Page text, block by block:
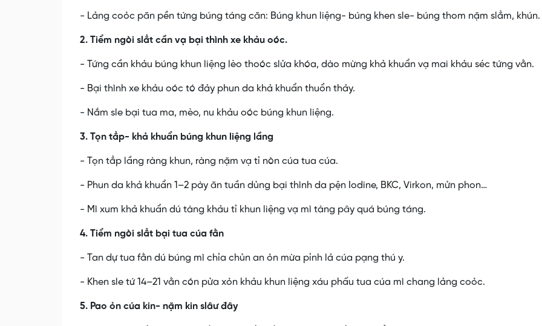
- Lảng coỏc păn pền tứng búng táng căn: Búng khun liệng- búng khen sle- búng thom nặm slẳm, khún.
2. Tiểm ngòi slẳt cần vạ bại thình xe khảu oóc.
- Tứng cần khảu búng khun liệng lèo thoóc slửa khóa, dào mừng khả khuẩn vạ mai khảu séc tứng vằn.
- Bại thình xe khảu oóc tó đảy phun da khả khuẩn thuổn thảy.
- Nắm sle bại tua ma, mèo, nu khảu oóc búng khun liệng.
3. Tọn tẳp- khả khuẩn búng khun liệng lầng
- Tọn tẳp lầng ràng khun, ràng nặm vạ tỉ nòn cúa tua cúa.
- Phun da khả khuẩn 1–2 pày ăn tuần dủng bại thình da pện Iodine, BKC, Virkon, mửn phon…
- Mì xum khả khuẩn dú tàng khảu tỉ khun liệng vạ mì tàng pây quá búng táng.
4. Tiểm ngòi slẳt bại tua cúa fằn
- Tan dự tua fằn dú búng mì chỉa chủn an ỏn mừa pỉnh lả cúa pạng thú y.
- Khen sle tứ 14–21 vằn cón pửa xỏn khảu khun liệng xáu phấu tua cúa mì chang lảng coỏc.
5. Pao ỏn cúa kin- nặm kin slâư đây